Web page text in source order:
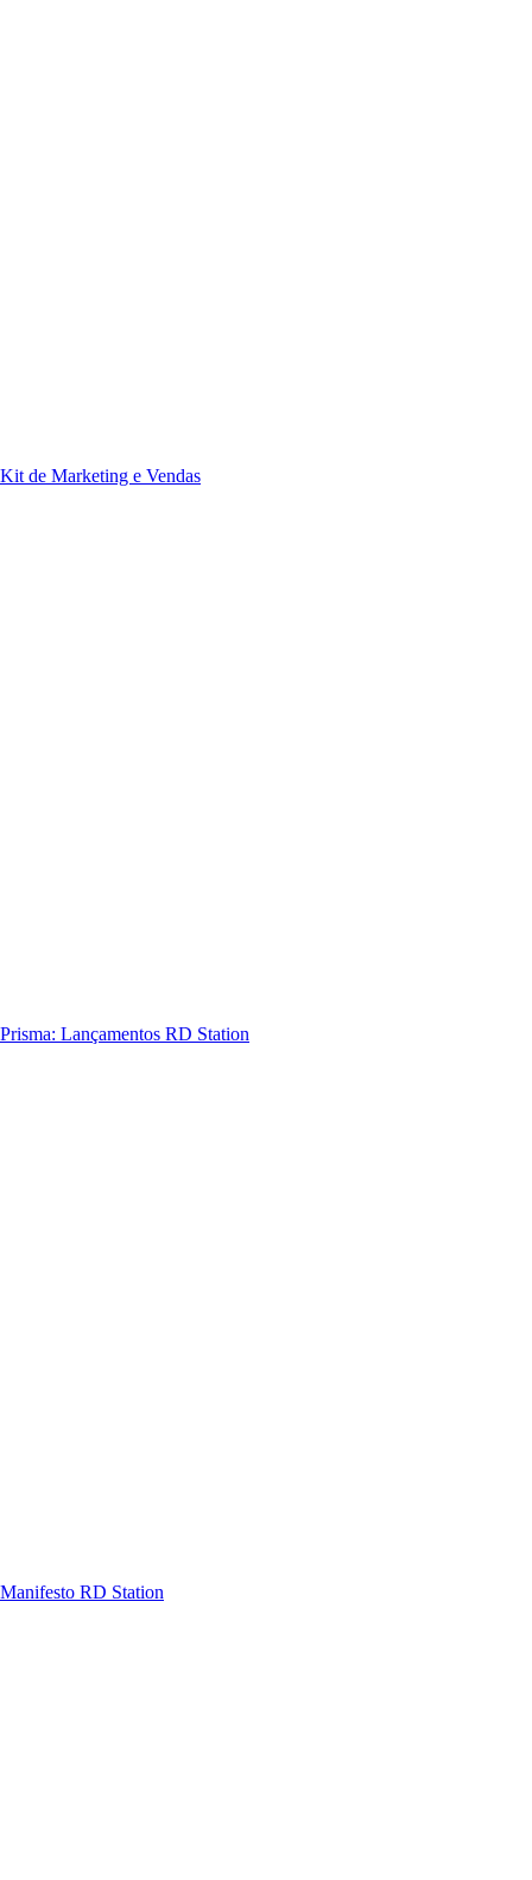
Kit de Marketing e Vendas
Prisma: Lançamentos RD Station
Manifesto RD Station